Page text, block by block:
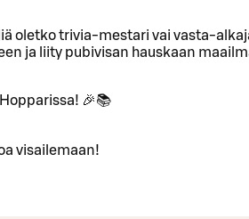
oletko trivia-mestari vai vasta-
ja liity pubivisan hauskaan
🎉📚
visailemaan!